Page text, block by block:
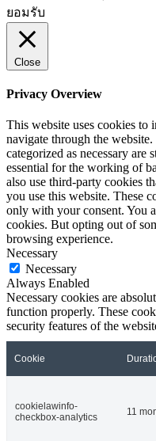
ยอมรับ
Close
Privacy Overview
This website uses cookies to
navigate through the
categorized as necessary are
essential for the working of
also use third-party cookies
you use this website. These
only with your consent. You
cookies. But opting out of
browsing experience.
Necessary
Necessary
Always Enabled
Necessary cookies are
function properly. These
security features of the
Cookie
cookielawinfo-
checkbox-analytics
11